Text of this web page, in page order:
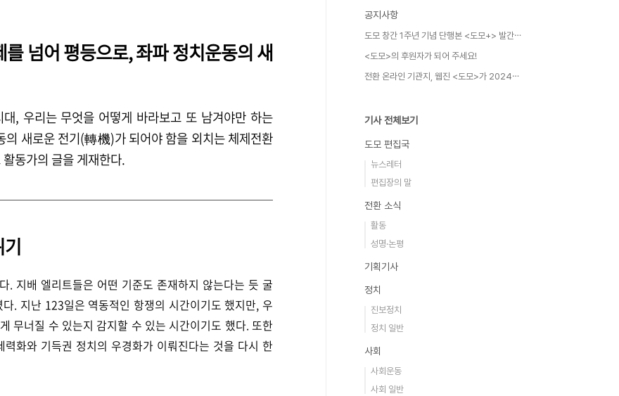
넘어 평등으로, 좌파 정치운동의 새
, 우리는 무엇을 어떻게 바라보고 또 남겨야만 하는
새로운 전기(轉機)가 되어야 함을 외치는 체제전환
동가의 글을 게재한다.
. 지배 엘리트들은 어떤 기준도 존재하지 않는다는 듯 굴
. 지난 123일은 역동적인 항쟁의 시간이기도 했지만, 우
무너질 수 있는지 감지할 수 있는 시간이기도 했다. 또한
화와 기득권 정치의 우경화가 이뤄진다는 것을 다시 한
공지사항
도모 창간 1주년 기념 단행본 <도모+> 발간⋯
<도모>의 후원자가 되어 주세요!
전환 온라인 기관지, 웹진 <도모>가 2024⋯
기사 전체보기
도모 편집국
뉴스레터
편집장의 말
전환 소식
활동
성명·논평
기획기사
정치
진보정치
정치 일반
사회
사회운동
사회 일반